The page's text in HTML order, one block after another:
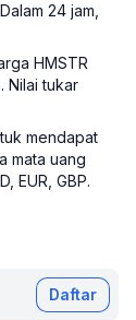
24 jam,
HMSTR
Nilai tukar
mendapat
mata uang
EUR, GBP.
Daftar